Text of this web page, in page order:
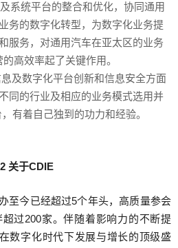
系统平台的整合和优化，协同通用
务的数字化转型，为数字化业务提
服务，对通用汽车在亚太区的业务
高效率起了关键作用。
及数字化平台创新和信息安全方面
同的行业及相应的业务模式选用并
有着自己独到的功力和经验。
关于CDIE
至今已经超过5个年头，高质量参会
过200家。伴随着影响力的不断提
数字化时代下发展与增长的顶级盛